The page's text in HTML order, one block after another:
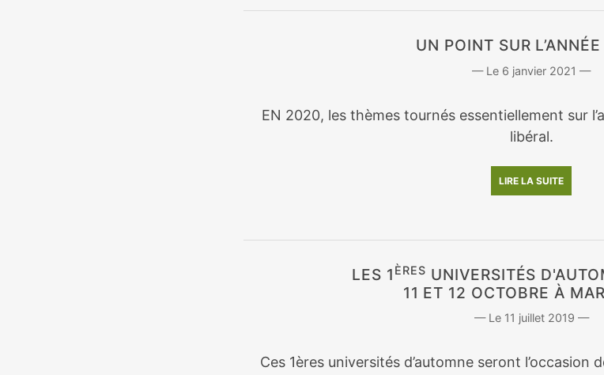
UN POINT SUR
6 janvier 2021
EN 2020, les thèmes tournés essentiellement sur
libéral.
LIRE LA SUITE
LES 1 ÈRES UNIVERSITÉS
11 ET 12 OCTOBRE À
11 juillet 2019
Ces 1ères universités d’automne seront l’occasion